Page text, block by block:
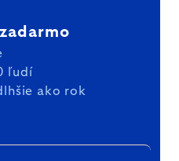
ľudí
ako rok